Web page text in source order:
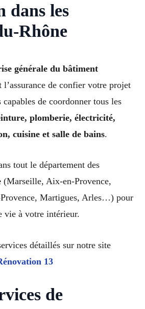
dans les
Rhône
générale du bâtiment
l’assurance de confier votre projet
capables de coordonner tous les
plomberie, électricité,
cuisine et salle de bains.
tout le département des
(Marseille, Aix-en-Provence,
Martigues, Arles…) pour
vie à votre intérieur.
détaillés sur notre site
13
de